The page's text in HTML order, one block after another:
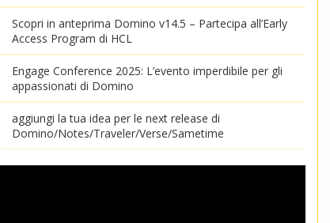
Scopri in anteprima Domino v14.5 – Partecipa all’Early
Access Program di HCL
Engage Conference 2025: L’evento imperdibile per gli
appassionati di Domino
aggiungi la tua idea per le next release di
Domino/Notes/Traveler/Verse/Sametime